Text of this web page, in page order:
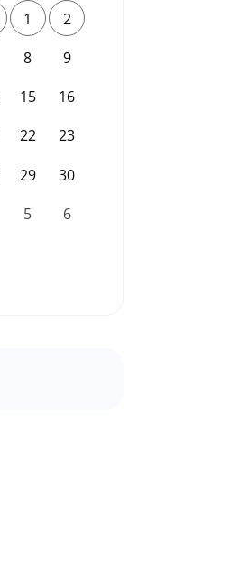
1
2
8
9
15
16
22
23
29
30
5 6